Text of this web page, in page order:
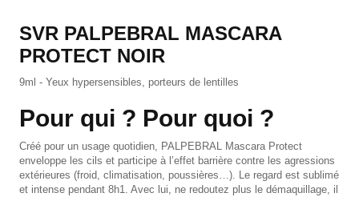
SVR PALPEBRAL MASCARA
PROTECT NOIR
9ml - Yeux hypersensibles, porteurs de lentilles
Pour qui ? Pour quoi ?
Créé pour un usage quotidien, PALPEBRAL Mascara Protect
enveloppe les cils et participe à l’effet barrière contre les agressions
extérieures (froid, climatisation, poussières…). Le regard est sublimé
et intense pendant 8h1. Avec lui, ne redoutez plus le démaquillage, il